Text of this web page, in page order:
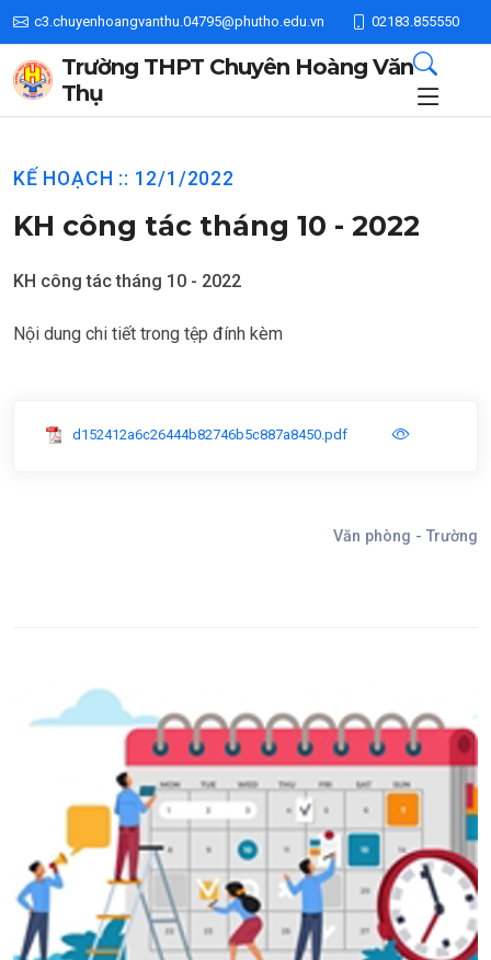
c3.chuyenhoangvanthu.04795@phutho.edu.vn 02183.855550
Trường THPT Chuyên Hoàng Văn
Thụ
KẾ HOẠCH :: 12/1/2022
KH công tác tháng 10 - 2022
KH công tác tháng 10 - 2022
Nội dung chi tiết trong tệp đính kèm
d152412a6c26444b82746b5c887a8450.pdf
Văn phòng - Trường